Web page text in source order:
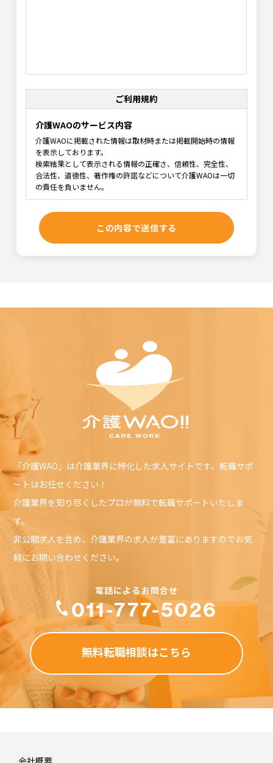
ご利用規約
介護WAOのサービス内容
介護WAOに掲載された情報は取材時または掲載開始時の情報
を表示しております。
検索結果として表示される情報の正確さ、信頼性、完全性、
合法性、道徳性、著作権の許諾などについて介護WAOは一切
の責任を負いません。
利用規約の範囲
介護WAOの利用者は介護WAOの利用に関して適用される、以
下の利用規約を承認するものとします。
変更または停止することができるものとします。サービス変
更・停止の際、当社はできうる限りの方法で、利用者に対し
てその旨を事前に告知するものとします。但し、天災などや
むを得ぬ場合は事前に告知することなく、サービスを変更・
停止できるものとします。 サービスの変更または停止に伴
い、利用者に損害が発生した場合、当社は一切の責任を負わ
ないものとします。
如何なる状況においても当社は、第三者を介したものも含
め、本ソフトウェアまたはサービスの利用者による使用また
当社が、そのような損害の可能性について通告されていた場
合であっても、それが保証、契約、故意または無意識による
不法行為、その他に基づいているかどうかによらず、直接、
第三者を介したものも含め、本ソフトウェアまたはサービス
の使用または誤用および依存の結果であるか、本ソフトウェ
アまたはサービスを使用できないためか、本ソフトウェアま
たはサービスの中断、一時停止、終了のいずれかの結果かに
かかわらず、適用されます。この責任の制約は、権利侵害の
防止方法による本質的目的の不履行にかかわらず法律で許容
された最大の範囲で適用されます。
禁止事項
利用者は、介護WAOにおいて以下の行為をすることはできま
せん。
・虚偽の情報を登録し、提供する行為
・第三者の著作権、商標権、プライバシー権、肖像権等すべ
ての法的権利を侵害する行為
・犯罪的行為に結びつく行為
為
「介護WAO」は介護業界に特化した求人サイトです。転職サポ
ートはお任せください！
介護業界を知り尽くしたプロが無料で転職サポートいたしま
す。
非公開求人を含め、介護業界の求人が豊富にありますのでお気
軽にお問い合わせください。
011-777-5026
無料転職相談はこちら
会社概要